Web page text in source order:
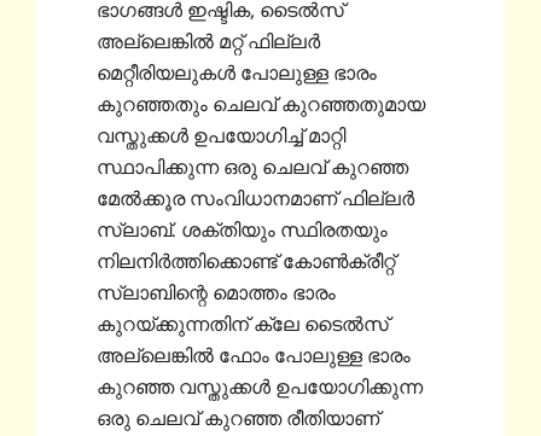
ഭാഗങ്ങൾ ഇഷ്ടിക, ടൈൽസ്
അല്ലെങ്കിൽ മറ്റ് ഫില്ലർ
മെറ്റീരിയലുകൾ പോലുള്ള ഭാരം
കുറഞ്ഞതും ചെലവ് കുറഞ്ഞതുമായ
വസ്തുക്കൾ ഉപയോഗിച്ച് മാറ്റി
സ്ഥാപിക്കുന്ന ഒരു ചെലവ് കുറഞ്ഞ
മേൽക്കൂര സംവിധാനമാണ് ഫില്ലർ
സ്ലാബ്. ശക്തിയും സ്ഥിരതയും
നിലനിർത്തിക്കൊണ്ട് കോൺക്രീറ്റ്
സ്ലാബിന്റെ മൊത്തം ഭാരം
കുറയ്ക്കുന്നതിന് ക്ലേ ടൈൽസ്
അല്ലെങ്കിൽ ഫോം പോലുള്ള ഭാരം
കുറഞ്ഞ വസ്തുക്കൾ ഉപയോഗിക്കുന്ന
ഒരു ചെലവ് കുറഞ്ഞ രീതിയാണ്